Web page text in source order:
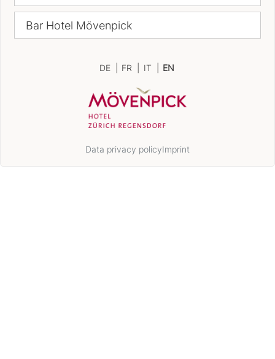
Bar Hotel Mövenpick
DE FR IT EN
Data privacy policyImprint